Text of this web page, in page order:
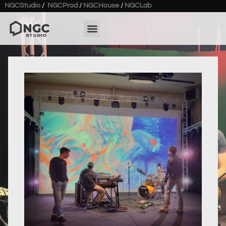
NGCStudio / NGCProd / NGCHouse / NGCLab